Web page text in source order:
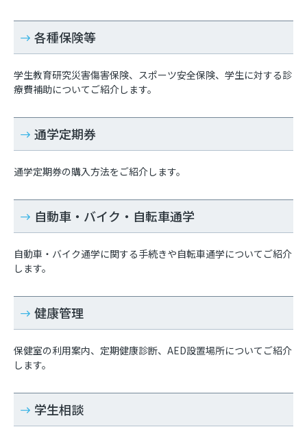
各種保険等
学生教育研究災害傷害保険、スポーツ安全保険、学生に対する診
療費補助についてご紹介します。
通学定期券
通学定期券の購入方法をご紹介します。
自動車・バイク・自転車通学
自動車・バイク通学に関する手続きや自転車通学についてご紹介
します。
健康管理
保健室の利用案内、定期健康診断、AED設置場所についてご紹介
します。
学生相談